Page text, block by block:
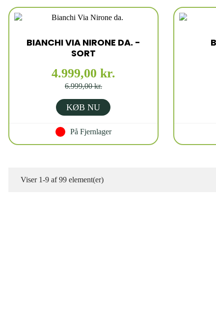
BIANCHI VIA NIRONE DA. -
SORT
4.999,00 kr.
6.999,00 kr.
KØB NU
På Fjernlager
Viser 1-9 af 99 element(er)